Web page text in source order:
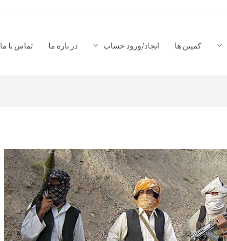
کمپین ها ایجاد/ورود حساب در باره ما تماس با ما